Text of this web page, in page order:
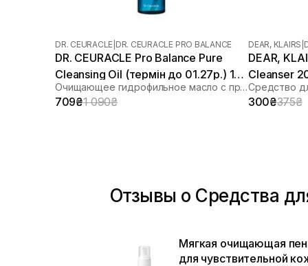
DR. CEURACLE DR. CEURACLE PRO BALANCE
DR. CEURACLE Pro Balance Pure
Cleansing Oil (термін до 01.27р.) 155
мл
Очищающее гидрофильное масло с пробиотиками
709₴1 090₴
DEAR, KLAIRS
DEAR,
Cleanser
Средство
300₴375₴
Отзывы о Средства
Мягкая очищающая
для чувствительной